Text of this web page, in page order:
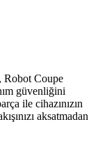
Robot Coupe
güvenliğini
ile cihazınızın
aksatmadan